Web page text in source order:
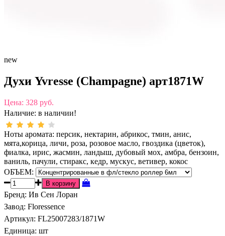
new
Духи Yvresse (Champagne) арт1871W
Цена: 328 руб.
Наличие: в наличии!
Ноты аромата: персик, нектарин, абрикос, тмин, анис,
мята,корица, личи, роза, розовое масло, гвоздика (цветок),
фиалка, ирис, жасмин, ландыш, дубовый мох, амбра, бензоин,
ваниль, пачули, стиракс, кедр, мускус, ветивер, кокос
ОБЪЕМ:
Бренд: Ив Сен Лоран
Завод: Floressence
Артикул: FL25007283/1871W
Единица: шт